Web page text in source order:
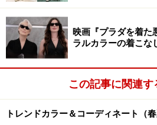
るい灰黄
DIC-F160（フランスの伝統
ル）くすんだ黄
アイボリーは無彩色（黄みを帯
牙色やイヴォアールは有彩色（
映画『プラダを着た
ラルカラーの着こな
この記事に関連す
トレンドカラー＆コーディネート（春